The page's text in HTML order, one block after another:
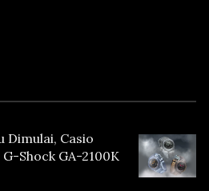
Dimulai, Casio
Shock GA-2100K